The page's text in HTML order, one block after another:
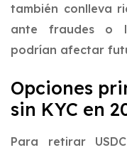
también conlleva
ante fraudes o
podrían afectar
Opciones
sin KYC en
Para retirar